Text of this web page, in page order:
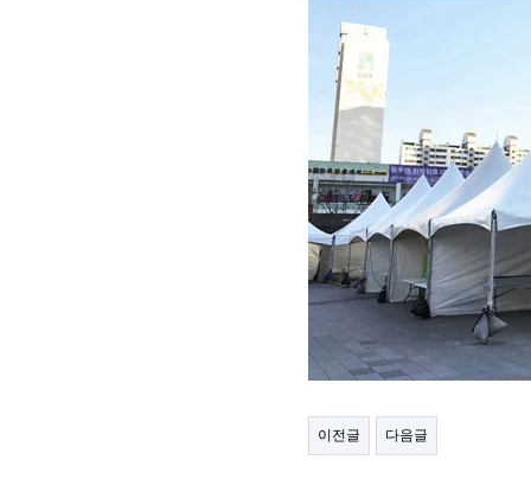
이전글 다음글